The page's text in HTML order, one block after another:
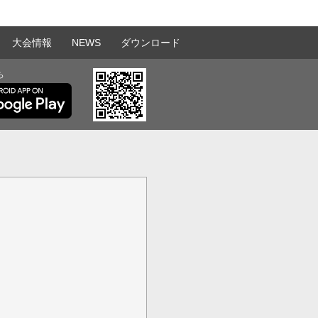
大会情報 NEWS ダウンロード